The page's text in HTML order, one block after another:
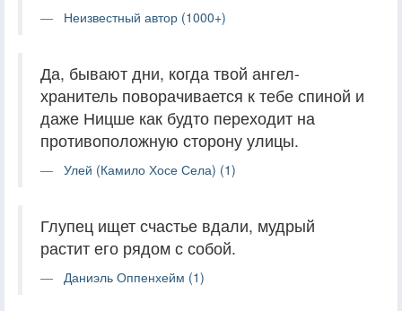
Неизвестный автор (1000+)
Да, бывают дни, когда твой ангел-
хранитель поворачивается к тебе спиной и
даже Ницше как будто переходит на
противоположную сторону улицы.
Улей (Камило Хосе Села) (1)
Глупец ищет счастье вдали, мудрый
растит его рядом с собой.
Даниэль Оппенхейм (1)